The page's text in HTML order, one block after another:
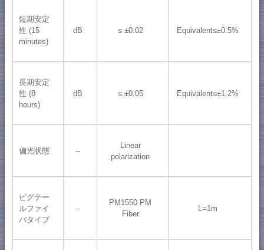
短期安定
性 (15
minutes)
dB ≤ ±0.02 Equivalent≤±0.5%
長期安定
性 (8
hours)
dB ≤ ±0.05 Equivalent≤±1.2%
偏光状態 --
Linear
polarization
ピグテー
ルファイ
バタイプ
--
PM1550 PM
Fiber
L=1m